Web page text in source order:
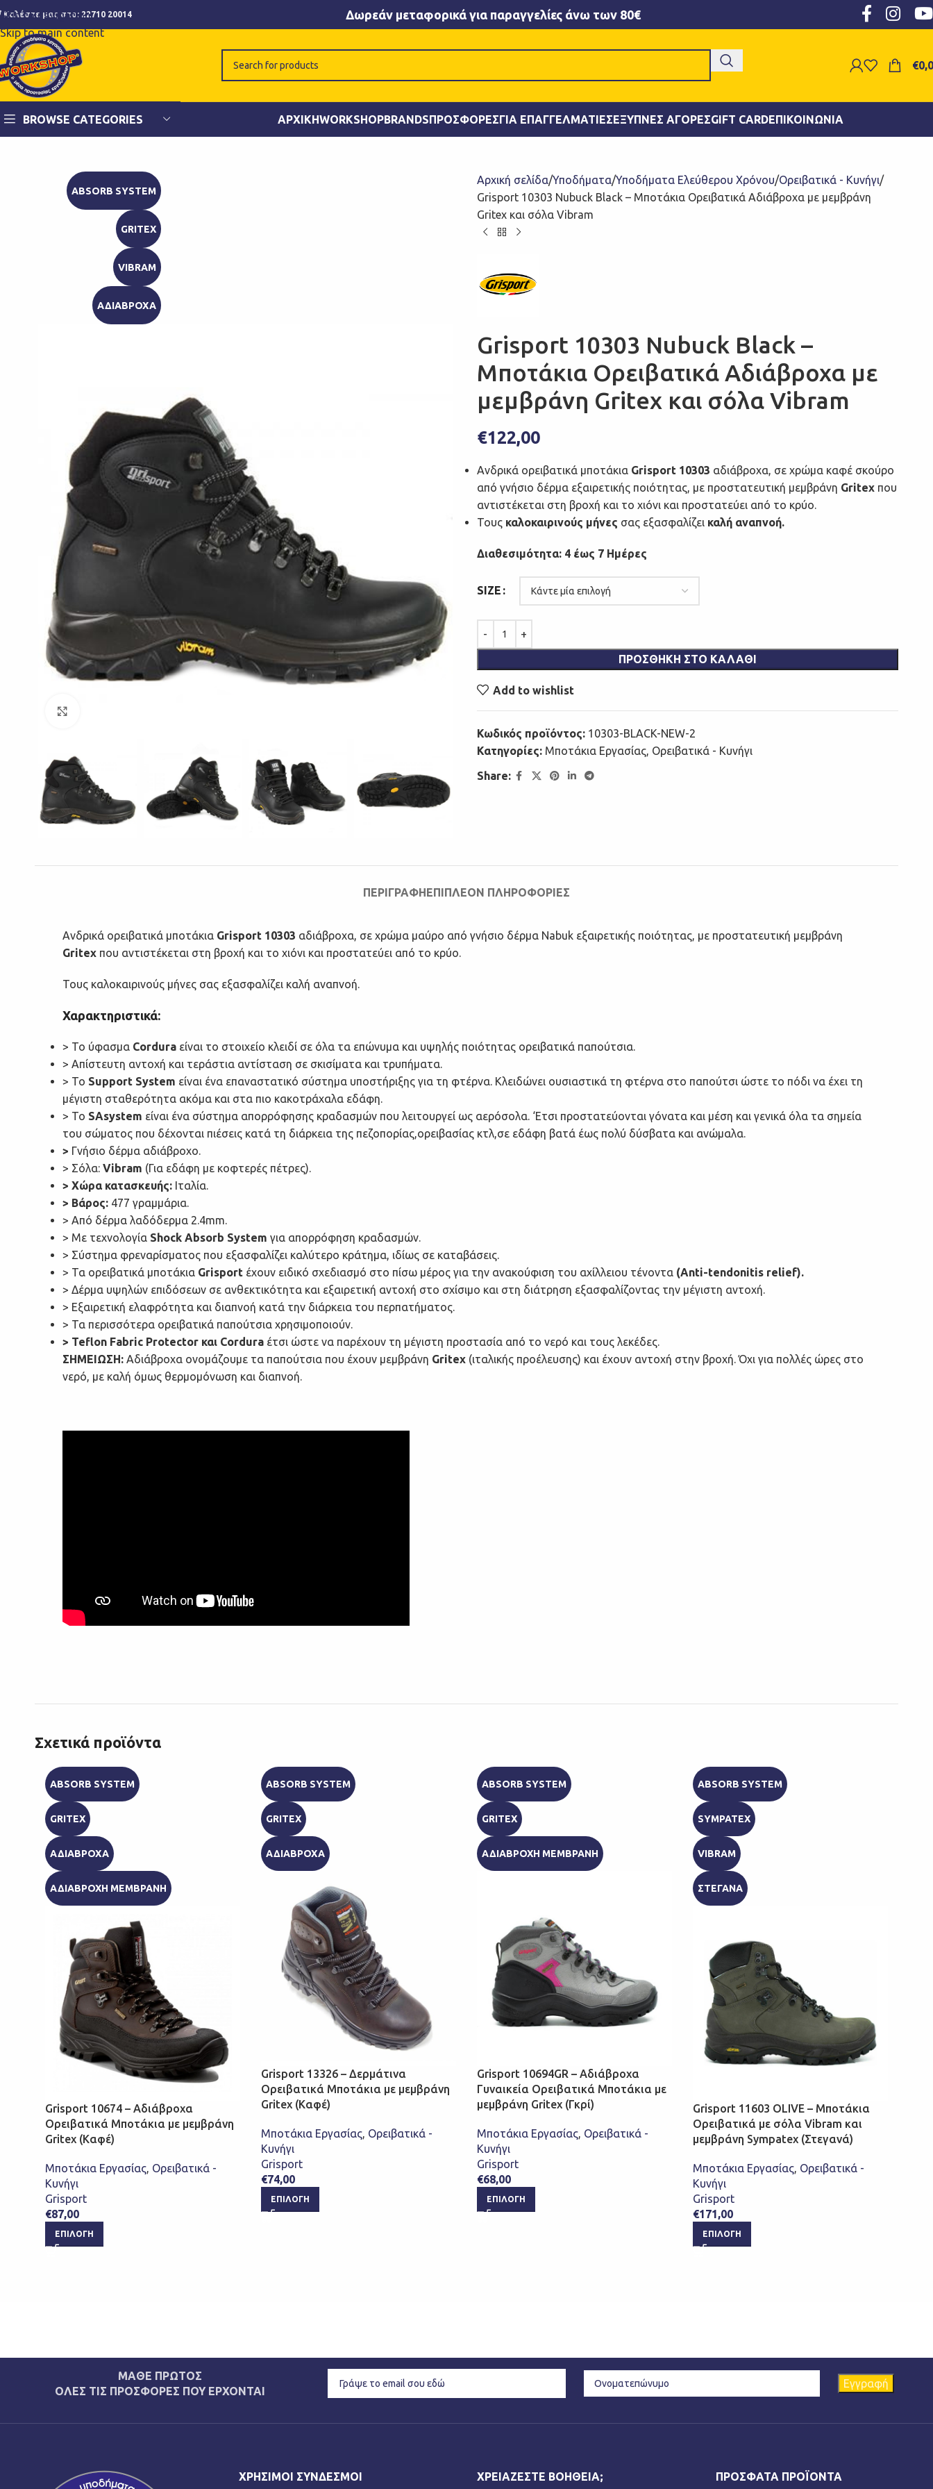
Skip to navigation
Skip to main content
Καλέστε μας στο: 22710 20014 Δωρεάν μεταφορικά για παραγγελίες άνω των 80€
€
BROWSE CATEGORIES ΑΡΧΙΚΉWORKSHOPBRANDSΠΡΟΣΦΟΡΈΣΓΙΑ ΕΠΑΓΓΕΛΜΑΤΊΕΣΕΞΥΠΝΕΣ ΑΓΟΡΈΣGIFT CARDΕΠΙΚΟΙΝΩΝΊΑ
ABSORB SYSTEM
GRITEX
VIBRAM
ΑΔΙΑΒΡΟΧΑ
Αρχική σελίδα Υποδήματα Υποδήματα Ελεύθερου Χρόνου Ορειβατικά - Κυνήγι
Grisport 10303 Nubuck Black – Μποτάκια Ορειβατικά Αδιάβροχα με μεμβράνη
Gritex και σόλα Vibram
Grisport 10303 Nubuck Black –
Μποτάκια Ορειβατικά Αδιάβροχα με
μεμβράνη Gritex και σόλα Vibram
€122,00
Ανδρικά ορειβατικά μποτάκια Grisport 10303 αδιάβροχα, σε χρώμα καφέ σκούρο
από γνήσιο δέρμα εξαιρετικής ποιότητας, με προστατευτική μεμβράνη Gritexπου
αντιστέκεται στη βροχή και το χιόνι και προστατεύει από το κρύο.
Τους καλοκαιρινούς μήνες σας εξασφαλίζει καλή αναπνοή.
Διαθεσιμότητα: 4 έως 7 Ημέρες
SIZE
ΠΡΟΣΘΉΚΗ ΣΤΟ ΚΑΛΆΘΙ
Add to wishlist
Κωδικός προϊόντος: 10303-BLACK-NEW-2
Κατηγορίες: Μποτάκια Εργασίας, Ορειβατικά - Κυνήγι
Share:
ΠΕΡΙΓΡΑΦΉΕΠΙΠΛΈΟΝ ΠΛΗΡΟΦΟΡΊΕΣ
Ανδρικά ορειβατικά μποτάκια Grisport 10303 αδιάβροχα, σε χρώμα μαύρο από γνήσιο δέρμα Nabuk εξαιρετικής ποιότητας, με προστατευτική μεμβράνη
Gritex που αντιστέκεται στη βροχή και το χιόνι και προστατεύει από το κρύο.
Τους καλοκαιρινούς μήνες σας εξασφαλίζει καλή αναπνοή.
Χαρακτηριστικά:
> Το ύφασμα Cordura είναι το στοιχείο κλειδί σε όλα τα επώνυμα και υψηλής ποιότητας ορειβατικά παπούτσια.
> Απίστευτη αντοχή και τεράστια αντίσταση σε σκισίματα και τρυπήματα.
> Το Support System είναι ένα επαναστατικό σύστημα υποστήριξης για τη φτέρνα. Κλειδώνει ουσιαστικά τη φτέρνα στο παπούτσι ώστε το πόδι να έχει τη
μέγιστη σταθερότητα ακόμα και στα πιο κακοτράχαλα εδάφη.
> Το SAsystem είναι ένα σύστημα απορρόφησης κραδασμών που λειτουργεί ως αερόσολα. ‘Ετσι προστατεύονται γόνατα και μέση και γενικά όλα τα σημεία
του σώματος που δέχονται πιέσεις κατά τη διάρκεια της πεζοπορίας,ορειβασίας κτλ,σε εδάφη βατά έως πολύ δύσβατα και ανώμαλα.
> Γνήσιο δέρμα αδιάβροχο.
> Σόλα: Vibram (Για εδάφη με κοφτερές πέτρες).
> Χώρα κατασκευής: Ιταλία.
> Βάρος: 477 γραμμάρια.
> Aπό δέρμα λαδόδερμα 2.4mm.
> Με τεχνολογία Shock Absorb System για απορρόφηση κραδασμών.
> Σύστημα φρεναρίσματος που εξασφαλίζει καλύτερο κράτημα, ιδίως σε καταβάσεις.
> Τα ορειβατικά μποτάκια Grisport έχουν ειδικό σχεδιασμό στο πίσω μέρος για την ανακούφιση του αχίλλειου τένοντα (Anti-tendonitis relief).
> Δέρμα υψηλών επιδόσεων σε ανθεκτικότητα και εξαιρετική αντοχή στο σχίσιμο και στη διάτρηση εξασφαλίζοντας την μέγιστη αντοχή.
> Εξαιρετική ελαφρότητα και διαπνοή κατά την διάρκεια του περπατήματος.
> Τα περισσότερα ορειβατικά παπούτσια χρησιμοποιούν.
> Teflon Fabric Protector και Cordura έτσι ώστε να παρέχουν τη μέγιστη προστασία από το νερό και τους λεκέδες.
ΣΗΜΕΙΩΣΗ: Αδιάβροχα ονομάζουμε τα παπούτσια που έχουν μεμβράνη Gritex (ιταλικής προέλευσης) και έχουν αντοχή στην βροχή. Όχι για πολλές ώρες στο
νερό, με καλή όμως θερμομόνωση και διαπνοή.
Σχετικά προϊόντα
ABSORB SYSTEM
GRITEX
ΑΔΙΑΒΡΟΧΑ
ΑΔΙΑΒΡΟΧΗ ΜΕΜΒΡΑΝΗ
Grisport 10674 – Αδιάβροχα
Ορειβατικά Μποτάκια με μεμβράνη
Gritex (Καφέ)
Μποτάκια Εργασίας, Ορειβατικά -
Κυνήγι
Grisport
€87,00
ΕΠΙΛΟΓΉ
ABSORB SYSTEM
GRITEX
ΑΔΙΑΒΡΟΧΑ
Grisport 13326 – Δερμάτινα
Ορειβατικά Μποτάκια με μεμβράνη
Gritex (Καφέ)
Μποτάκια Εργασίας, Ορειβατικά -
Κυνήγι
Grisport
€74,00
ΕΠΙΛΟΓΉ
ABSORB SYSTEM
GRITEX
ΑΔΙΑΒΡΟΧΗ ΜΕΜΒΡΑΝΗ
Grisport 10694GR – Αδιάβροχα
Γυναικεία Ορειβατικά Μποτάκια με
μεμβράνη Gritex (Γκρί)
Μποτάκια Εργασίας, Ορειβατικά -
Κυνήγι
Grisport
€68,00
ΕΠΙΛΟΓΉ
ABSORB SYSTEM
SYMPATEX
VIBRAM
ΣΤΕΓΑΝΑ
Grisport 11603 OLIVE – Μποτάκια
Ορειβατικά με σόλα Vibram και
μεμβράνη Sympatex (Στεγανά)
Μποτάκια Εργασίας, Ορειβατικά -
Κυνήγι
Grisport
€171,00
ΕΠΙΛΟΓΉ
ΜΑΘΕ ΠΡΩΤΟΣ
ΟΛΕΣ ΤΙΣ ΠΡΟΣΦΟΡΕΣ ΠΟΥ ΕΡΧΟΝΤΑΙ
ΧΡΉΣΙΜΟΙ ΣΎΝΔΕΣΜΟΙ ΧΡΕΙΆΖΕΣΤΕ ΒΟΉΘΕΙΑ; ΠΡΌΣΦΑΤΑ ΠΡΟΪΌΝΤΑ